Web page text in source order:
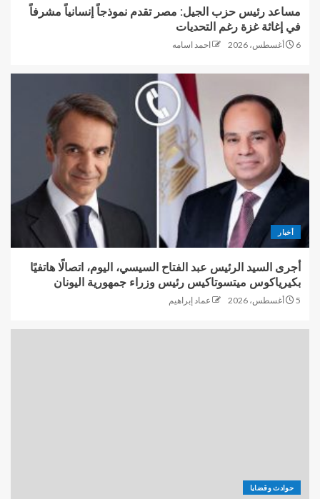
مساعد رئيس حزب الجيل: مصر تقدم نموذجاً إنسانياً مشرفاً
في إغاثة غزة رغم التحديات
6 أغسطس، 2026 احمد اسامه
أخبار
أجرى السيد الرئيس عبد الفتاح السيسي، اليوم، اتصالًا هاتفيًا
بكيرياكوس ميتسوتاكيس رئيس وزراء جمهورية اليونان
5 أغسطس، 2026 عماد إبراهيم
حوادث وقضايا